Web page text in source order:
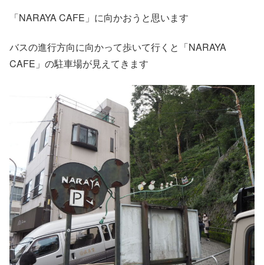
「NARAYA CAFE」に向かおうと思います
バスの進行方向に向かって歩いて行くと「NARAYA
CAFE」の駐車場が見えてきます